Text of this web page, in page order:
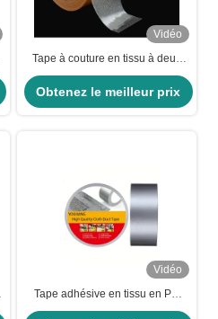
Vidéo
Tape à couture en tissu à deux
côtés de 50 m avec bord adhésif
à fusion chaude
Obtenez le meilleur prix
Vidéo
Tape adhésive en tissu en PE
argent noir intérieure extérieure